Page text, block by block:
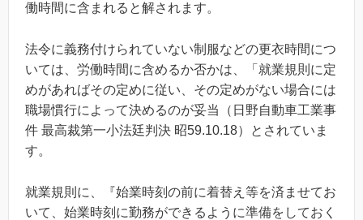
働時間に含まれると解されます。
法令に義務付けられていない制服などの更衣時間につ
いては、労働時間に含めるか否かは、「就業規則に定
めがあればその定めに従い、その定めがない場合には
職場慣行によって決めるのが妥当（日野自動車工業事
件 最高裁第一小法廷判決 昭59.10.18）とされていま
す。
就業規則に、『始業時刻の前に着替え等を済ませてお
いて、始業時刻に勤務ができるように準備をしておく